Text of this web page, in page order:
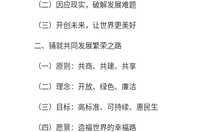
（二）因应现实，破解发展难题
（三）开创未来，让世界更美好
二、铺就共同发展繁荣之路
（一）原则：共商、共建、共享
（二）理念：开放、绿色、廉洁
（三）目标：高标准、可持续、惠民生
（四）愿景：造福世界的幸福路